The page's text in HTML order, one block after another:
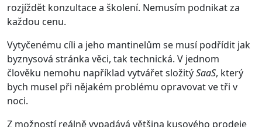
rozjíždět konzultace a školení. Nemusím podnikat za
každou cenu.
Vytyčenému cíli a jeho mantinelům se musí podřídit jak
byznysová stránka věci, tak technická. V jednom
člověku nemohu například vytvářet složitýSaaS, který
bych musel při nějakém problému opravovat ve tři v
noci.
Z možností reálně vypadává většina kusového prodeje